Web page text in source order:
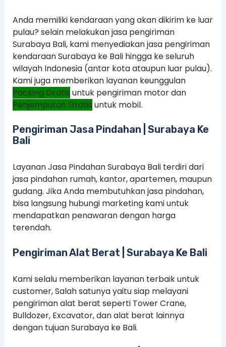
Anda memiliki kendaraan yang akan dikirim ke luar
pulau? selain melakukan jasa pengiriman
Surabaya Bali, kami menyediakan jasa pengiriman
kendaraan Surabaya ke Bali hingga ke seluruh
wilayah Indonesia (antar kota ataupun luar pulau).
Kami juga memberikan layanan keunggulan
Packing Gratis untuk pengiriman motor dan
Penjemputan Gratis untuk mobil.
Pengiriman Jasa Pindahan | Surabaya Ke
Bali
Layanan Jasa Pindahan Surabaya Bali terdiri dari
jasa pindahan rumah, kantor, apartemen, maupun
gudang. Jika Anda membutuhkan jasa pindahan,
bisa langsung hubungi marketing kami untuk
mendapatkan penawaran dengan harga
terendah.
Pengiriman Alat Berat | Surabaya Ke Bali
Kami selalu memberikan layanan terbaik untuk
customer, Salah satunya yaitu siap melayani
pengiriman alat berat seperti Tower Crane,
Bulldozer, Excavator, dan alat berat lainnya
dengan tujuan Surabaya ke Bali.